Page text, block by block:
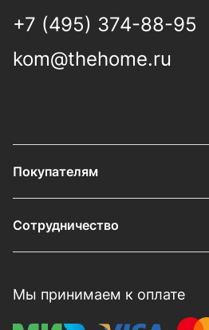
+7 (495) 374-88-95
kom@thehome.ru
Покупателям
Сотрудничество
Мы принимаем к оплате